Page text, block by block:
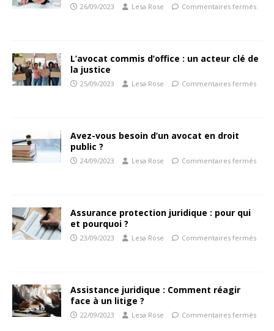
26/09/2023 Lesa Rose Commentaires fermés
L’avocat commis d’office : un acteur clé de
la justice
25/09/2023 Lesa Rose Commentaires fermés
Avez-vous besoin d’un avocat en droit
public ?
24/09/2023 Lesa Rose Commentaires fermés
Assurance protection juridique : pour qui
et pourquoi ?
23/09/2023 Lesa Rose Commentaires fermés
Assistance juridique : Comment réagir
face à un litige ?
22/09/2023 Lesa Rose Commentaires fermés